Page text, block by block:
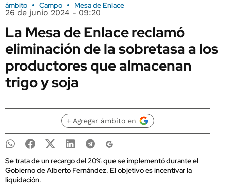
ámbito Campo Mesa de Enlace
26 de junio 2024 - 09:20
La Mesa de Enlace reclamó
eliminación de la sobretasa a los
productores que almacenan
trigo y soja
+ Agregar ámbito en
Se trata de un recargo del 20% que se implementó durante el
Gobierno de Alberto Fernández. El objetivo es incentivar la
liquidación.